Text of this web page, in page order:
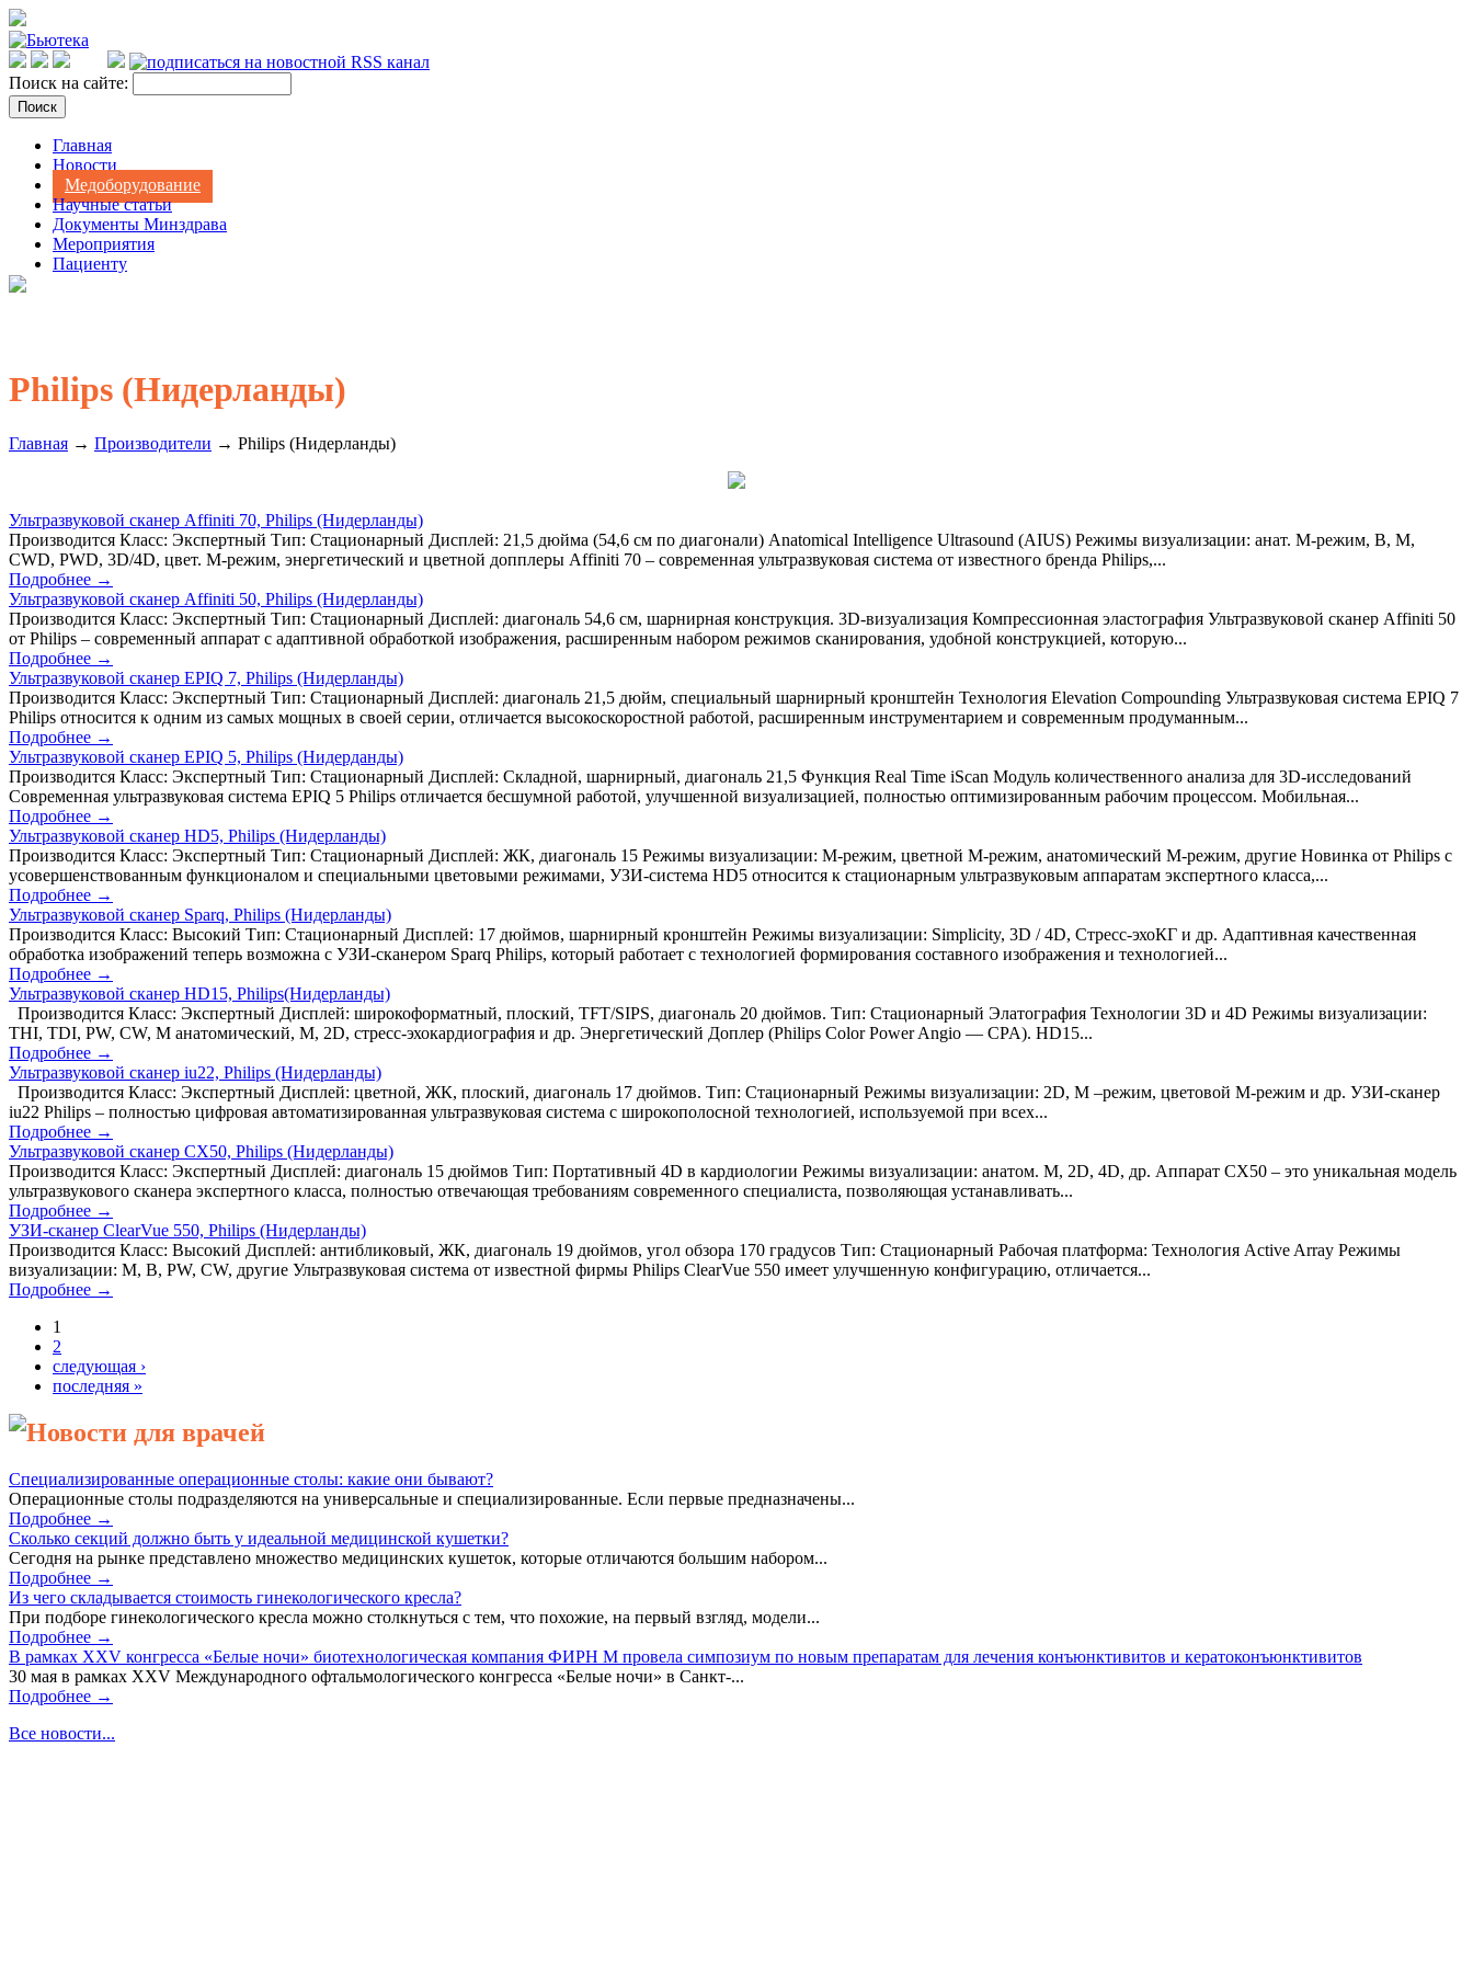
Поиск на сайте:
Главная
Новости
Медоборудование
Научные статьи
Документы Минздрава
Мероприятия
Пациенту
Philips (Нидерланды)
Главная → Производители → Philips (Нидерланды)
Ультразвуковой сканер Affiniti 70, Philips (Нидерланды)
Производится Класс: Экспертный Тип: Стационарный Дисплей: 21,5 дюйма (54,6 см по диагонали) Anatomical Intelligence Ultrasound (AIUS) Режимы визуализации: анат. М-режим, В, М,
CWD, PWD, 3D/4D, цвет. М-режим, энергетический и цветной допплеры Affiniti 70 – современная ультразвуковая система от известного бренда Philips,...
Подробнее →
Ультразвуковой сканер Affiniti 50, Philips (Нидерланды)
Производится Класс: Экспертный Тип: Стационарный Дисплей: диагональ 54,6 см, шарнирная конструкция. 3D-визуализация Компрессионная эластография Ультразвуковой сканер Affiniti 50
от Philips – современный аппарат с адаптивной обработкой изображения, расширенным набором режимов сканирования, удобной конструкцией, которую...
Подробнее →
Ультразвуковой сканер EPIQ 7, Philips (Нидерланды)
Производится Класс: Экспертный Тип: Стационарный Дисплей: диагональ 21,5 дюйм, специальный шарнирный кронштейн Технология Elevation Сompounding Ультразвуковая система EPIQ 7
Philips относится к одним из самых мощных в своей серии, отличается высокоскоростной работой, расширенным инструментарием и современным продуманным...
Подробнее →
Ультразвуковой сканер EPIQ 5, Philips (Нидерданды)
Производится Класс: Экспертный Тип: Стационарный Дисплей: Складной, шарнирный, диагональ 21,5 Функция Real Time iScan Модуль количественного анализа для 3D-исследований
Современная ультразвуковая система EPIQ 5 Philips отличается бесшумной работой, улучшенной визуализацией, полностью оптимизированным рабочим процессом. Мобильная...
Подробнее →
Ультразвуковой сканер HD5, Philips (Нидерланды)
Производится Класс: Экспертный Тип: Стационарный Дисплей: ЖК, диагональ 15 Режимы визуализации: М-режим, цветной М-режим, анатомический М-режим, другие Новинка от Philips с
усовершенствованным функционалом и специальными цветовыми режимами, УЗИ-система HD5 относится к стационарным ультразвуковым аппаратам экспертного класса,...
Подробнее →
Ультразвуковой сканер Sparq, Philips (Нидерланды)
Производится Класс: Высокий Тип: Стационарный Дисплей: 17 дюймов, шарнирный кронштейн Режимы визуализации: Simplicity, 3D / 4D, Стресс-эхоКГ и др. Адаптивная качественная
обработка изображений теперь возможна с УЗИ-сканером Sparq Philips, который работает с технологией формирования составного изображения и технологией...
Подробнее →
Ультразвуковой сканер HD15, Philips(Нидерланды)
Производится Класс: Экспертный Дисплей: широкоформатный, плоский, TFT/SIPS, диагональ 20 дюймов. Тип: Стационарный Элатография Технологии 3D и 4D Режимы визуализации:
THI, TDI, PW, CW, М анатомический, М, 2D, стресс-эхокардиография и др. Энергетический Доплер (Philips Color Power Angio — CPA). HD15...
Подробнее →
Ультразвуковой сканер iu22, Philips (Нидерланды)
Производится Класс: Экспертный Дисплей: цветной, ЖК, плоский, диагональ 17 дюймов. Тип: Стационарный Режимы визуализации: 2D, М –режим, цветовой М-режим и др. УЗИ-сканер
iu22 Philips – полностью цифровая автоматизированная ультразвуковая система с широкополосной технологией, используемой при всех...
Подробнее →
Ультразвуковой сканер CX50, Philips (Нидерланды)
Производится Класс: Экспертный Дисплей: диагональ 15 дюймов Тип: Портативный 4D в кардиологии Режимы визуализации: анатом. М, 2D, 4D, др. Аппарат CX50 – это уникальная модель
ультразвукового сканера экспертного класса, полностью отвечающая требованиям современного специалиста, позволяющая устанавливать...
Подробнее →
УЗИ-сканер ClearVue 550, Philips (Нидерланды)
Производится Класс: Высокий Дисплей: антибликовый, ЖК, диагональ 19 дюймов, угол обзора 170 градусов Тип: Стационарный Рабочая платформа: Технология Active Array Режимы
визуализации: М, В, PW, CW, другие Ультразвуковая система от известной фирмы Philips ClearVue 550 имеет улучшенную конфигурацию, отличается...
Подробнее →
1
2
следующая ›
последняя »
Новости для врачей
Специализированные операционные столы: какие они бывают?
Операционные столы подразделяются на универсальные и специализированные. Если первые предназначены...
Подробнее →
Сколько секций должно быть у идеальной медицинской кушетки?
Сегодня на рынке представлено множество медицинских кушеток, которые отличаются большим набором...
Подробнее →
Из чего складывается стоимость гинекологического кресла?
При подборе гинекологического кресла можно столкнуться с тем, что похожие, на первый взгляд, модели...
Подробнее →
В рамках XXV конгресса «Белые ночи» биотехнологическая компания ФИРН М провела симпозиум по новым препаратам для лечения конъюнктивитов и кератоконъюнктивитов
30 мая в рамках XXV Международного офтальмологического конгресса «Белые ночи» в Санкт-...
Подробнее →
Все новости...